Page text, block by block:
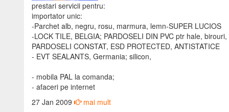
prestari servicii pentru:
importator unic:
-Parchet alb, negru, rosu, marmura, lemn-SUPER LUCIOS
-LOCK TILE, BELGIA; PARDOSELI DIN PVC ptr hale,
PARDOSELI CONSTAT, ESD PROTECTED, ANTISTATICE
- EVT SEALANTS, Germania; silicon,
- mobila PAL la comanda;
- afaceri pe internet
27 Jan 2009
mai mult